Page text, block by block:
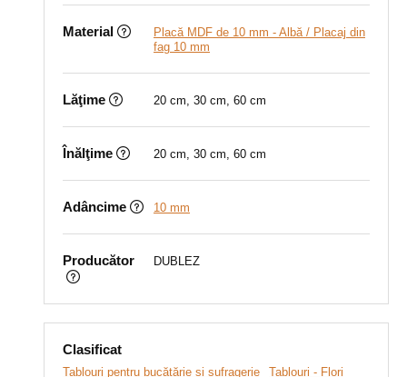
Material
Placă MDF de 10 mm - Albă / Placaj din
fag 10 mm
Lăţime 20 cm, 30 cm, 60 cm
Înălţime 20 cm, 30 cm, 60 cm
Adâncime 10 mm
Producător DUBLEZ
Clasificat
Tablouri pentru bucătărie și sufragerie
Tablouri - Flori